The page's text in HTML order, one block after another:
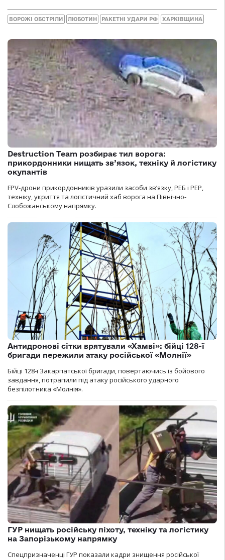
ВОРОЖІ ОБСТРІЛИ ЛЮБОТИН РАКЕТНІ УДАРИ РФ ХАРКІВЩИНА
Destruction Team розбирає тил ворога:
прикордонники нищать зв’язок, техніку й логістику
окупантів
FPV-дрони прикордонників уразили засоби зв’язку, РЕБ і РЕР,
техніку, укриття та логістичний хаб ворога на Північно-
Слобожанському напрямку.
Антидронові сітки врятували «Хамві»: бійці 128-ї
бригади пережили атаку російської «Молнії»
Бійці 128-ї Закарпатської бригади, повертаючись із бойового
завдання, потрапили під атаку російського ударного
безпілотника «Молнія».
ГУР нищать російську піхоту, техніку та логістику
на Запорізькому напрямку
Спецпризначенці ГУР показали кадри знищення російської